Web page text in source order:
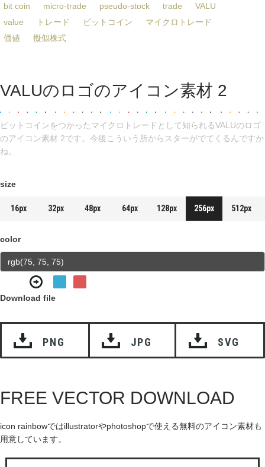
bit coin micro-trade pseudo-stock trade
VALU
value
トレード ビットコイン
マイクロトレード
価値
擬似株式
VALUのロゴのアイコン素材 2
ビットコインをつかったマイクロトレードとして知られるVALUのロゴ
のアイコン素材 2です。今後こういう所からスターがでてくるんですか
ね。
size
16px 32px 48px 64px 128px 256px 512px
color
Download file
PNG JPG SVG
FREE VECTOR DOWNLOAD
icon rainbowではillustratorやphotoshopで使える無料のアイコン素材も
用意しています。